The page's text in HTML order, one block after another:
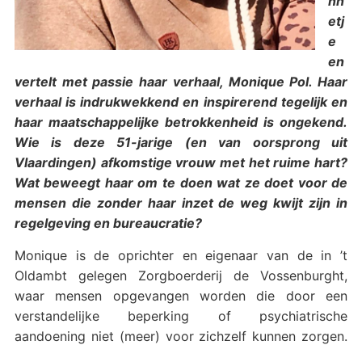
etj
e
en
vertelt met passie haar verhaal, Monique Pol. Haar
verhaal is indrukwekkend en inspirerend tegelijk en
haar maatschappelijke betrokkenheid is ongekend.
Wie is deze 51-jarige (en van oorsprong uit
Vlaardingen) afkomstige vrouw met het ruime hart?
Wat beweegt haar om te doen wat ze doet voor de
mensen die zonder haar inzet de weg kwijt zijn in
regelgeving en bureaucratie?
Monique is de oprichter en eigenaar van de in ’t
Oldambt gelegen Zorgboerderij de Vossenburght,
waar mensen opgevangen worden die door een
verstandelijke beperking of psychiatrische
aandoening niet (meer) voor zichzelf kunnen zorgen.